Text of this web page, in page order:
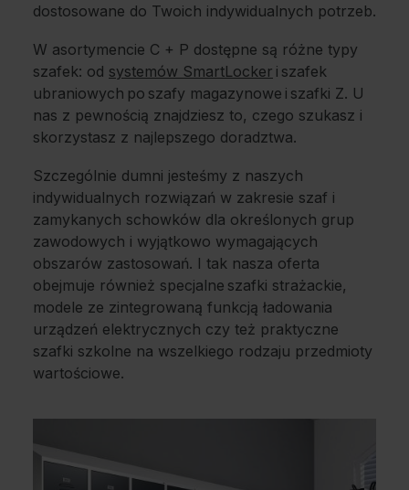
dostosowane do Twoich indywidualnych potrzeb.
W asortymencie C + P dostępne są różne typy
szafek: od systemów SmartLocker i szafek
ubraniowych po szafy magazynowe i szafki Z. U
nas z pewnością znajdziesz to, czego szukasz i
skorzystasz z najlepszego doradztwa.
Szczególnie dumni jesteśmy z naszych
indywidualnych rozwiązań w zakresie szaf i
zamykanych schowków dla określonych grup
zawodowych i wyjątkowo wymagających
obszarów zastosowań. I tak nasza oferta
obejmuje również specjalne szafki strażackie,
modele ze zintegrowaną funkcją ładowania
urządzeń elektrycznych czy też praktyczne
szafki szkolne na wszelkiego rodzaju przedmioty
wartościowe.